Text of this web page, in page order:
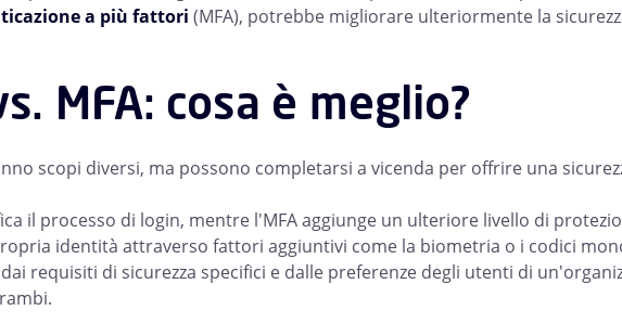
a più fattori (MFA), potrebbe migliorare ulteriormente la
MFA: cosa è meglio?
scopi diversi, ma possono completarsi a vicenda per offrire una
il processo di login, mentre l'MFA aggiunge un ulteriore livello di
identità attraverso fattori aggiuntivi come la biometria o i codici
requisiti di sicurezza specifici e dalle preferenze degli utenti di